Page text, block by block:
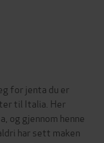
for jenta du er
til Italia. Her
og gjennom henne
har sett maken